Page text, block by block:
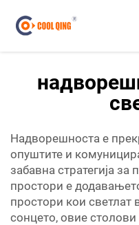
Надворешноста е
опуштите и
забавна стратегија
простори е
простори кои светлат
сонцето, овие